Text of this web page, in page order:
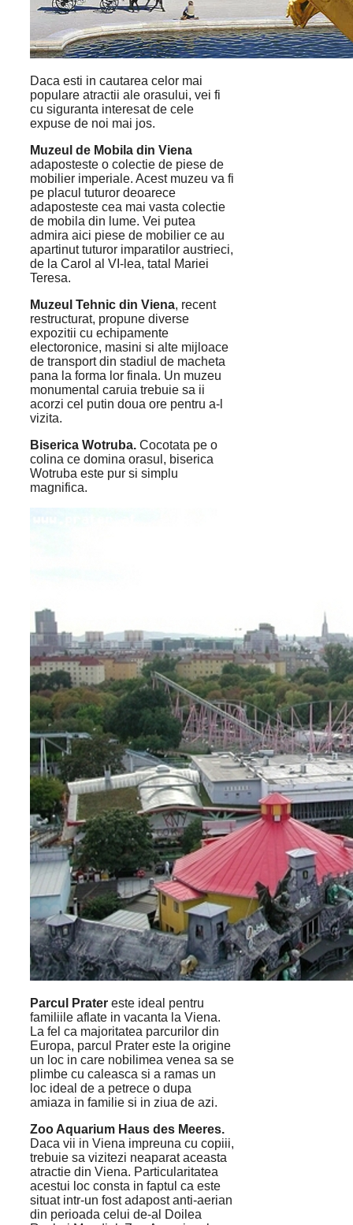
Daca esti in cautarea celor mai
populare atractii ale orasului, vei fi
cu siguranta interesat de cele
expuse de noi mai jos.
Muzeul de Mobila din Viena
adaposteste o colectie de piese de
mobilier imperiale. Acest muzeu va fi
pe placul tuturor deoarece
adaposteste cea mai vasta colectie
de mobila din lume. Vei putea
admira aici piese de mobilier ce au
apartinut tuturor imparatilor austrieci,
de la Carol al VI-lea, tatal Mariei
Teresa.
Muzeul Tehnic din Viena, recent
restructurat, propune diverse
expozitii cu echipamente
electoronice, masini si alte mijloace
de transport din stadiul de macheta
pana la forma lor finala. Un muzeu
monumental caruia trebuie sa ii
acorzi cel putin doua ore pentru a-l
vizita.
Biserica Wotruba. Cocotata pe o
colina ce domina orasul, biserica
Wotruba este pur si simplu
magnifica.
Parcul Prater este ideal pentru
familiile aflate in vacanta la Viena.
La fel ca majoritatea parcurilor din
Europa, parcul Prater este la origine
un loc in care nobilimea venea sa se
plimbe cu caleasca si a ramas un
loc ideal de a petrece o dupa
amiaza in familie si in ziua de azi.
Zoo Aquarium Haus des Meeres.
Daca vii in Viena impreuna cu copiii,
trebuie sa vizitezi neaparat aceasta
atractie din Viena. Particularitatea
acestui loc consta in faptul ca este
situat intr-un fost adapost anti-aerian
din perioada celui de-al Doilea